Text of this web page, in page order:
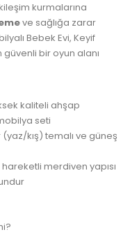
kurmalarına
ve sağlığa zarar
Bebek Evi, Keyif
güvenli bir oyun alanı
kaliteli ahşap
seti
kış) temalı ve güneş
merdiven yapısı